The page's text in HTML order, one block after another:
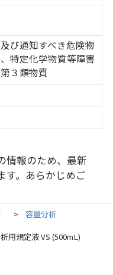
び通知すべき危険物
特定化学物質等障害
３類物質
情報のため、最新
す。あらかじめご
> 容量分析
用規定液 VS (500mL)